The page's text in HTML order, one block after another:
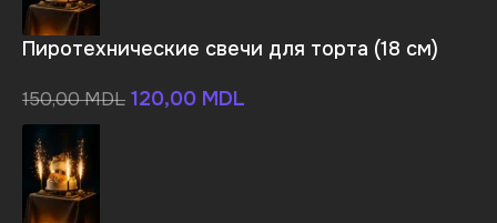
Пиротехнические свечи для торта (18 см)
150,00MDL 120,00 MDL